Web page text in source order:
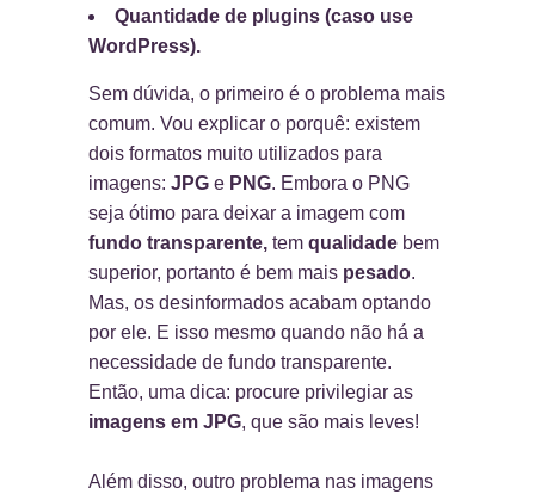
Quantidade de plugins (caso use
WordPress).
Sem dúvida, o primeiro é o problema mais
comum. Vou explicar o porquê: existem
dois formatos muito utilizados para
imagens: JPG e PNG. Embora o PNG
seja ótimo para deixar a imagem com
fundo transparente, tem qualidade bem
superior, portanto é bem mais pesado.
Mas, os desinformados acabam optando
por ele. E isso mesmo quando não há a
necessidade de fundo transparente.
Então, uma dica: procure privilegiar as
imagens em JPG, que são mais leves!
Além disso, outro problema nas imagens